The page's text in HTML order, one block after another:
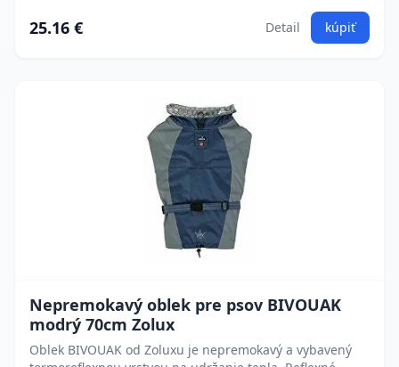
25.16 € Detail kúpiť
Nepremokavý oblek pre psov BIVOUAK
modrý 70cm Zolux
Oblek BIVOUAK od Zoluxu je nepremokavý a vybavený